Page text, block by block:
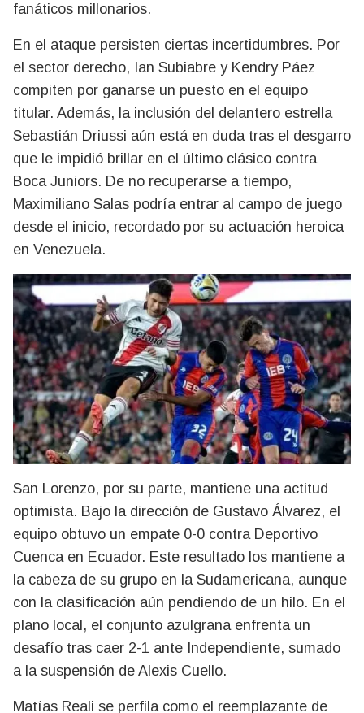
fanáticos millonarios.
En el ataque persisten ciertas incertidumbres. Por
el sector derecho, Ian Subiabre y Kendry Páez
compiten por ganarse un puesto en el equipo
titular. Además, la inclusión del delantero estrella
Sebastián Driussi aún está en duda tras el desgarro
que le impidió brillar en el último clásico contra
Boca Juniors. De no recuperarse a tiempo,
Maximiliano Salas podría entrar al campo de juego
desde el inicio, recordado por su actuación heroica
en Venezuela.
San Lorenzo, por su parte, mantiene una actitud
optimista. Bajo la dirección de Gustavo Álvarez, el
equipo obtuvo un empate 0-0 contra Deportivo
Cuenca en Ecuador. Este resultado los mantiene a
la cabeza de su grupo en la Sudamericana, aunque
con la clasificación aún pendiendo de un hilo. En el
plano local, el conjunto azulgrana enfrenta un
desafío tras caer 2-1 ante Independiente, sumado
a la suspensión de Alexis Cuello.
Matías Reali se perfila como el reemplazante de